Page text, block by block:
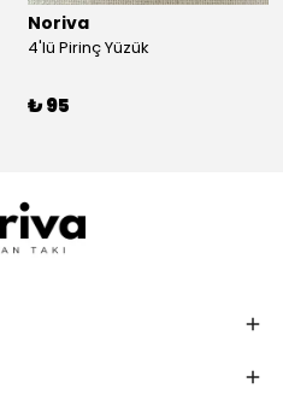
Noriva
4'lü Pirinç Yüzük
₺ 95